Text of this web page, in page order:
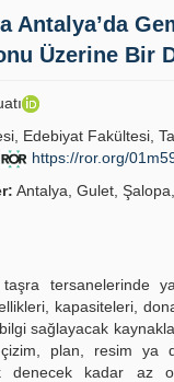
Antalya’da
Üzerine Bir
Edebiyat Fakültesi,
https://ror.org/
Antalya, Gulet,
tersanelerinde
kapasiteleri,
sağlayacak
çizim, plan, resim ya
denecek kadar az